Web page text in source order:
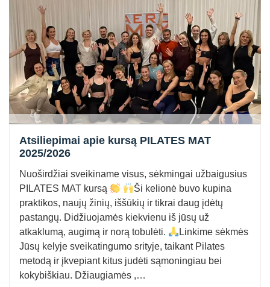
Atsiliepimai apie kursą PILATES MAT
2025/2026
Nuoširdžiai sveikiname visus, sėkmingai užbaigusius
PILATES MAT kursą
Ši kelionė buvo kupina
praktikos, naujų žinių, iššūkių ir tikrai daug įdėtų
pastangų. Didžiuojamės kiekvienu iš jūsų už
atkaklumą, augimą ir norą tobulėti.
Linkime sėkmės
Jūsų kelyje sveikatingumo srityje, taikant Pilates
metodą ir įkvepiant kitus judėti sąmoningiau bei
kokybiškiau. Džiaugiamės ,…